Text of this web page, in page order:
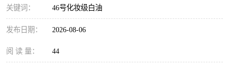
关键词： 46号化妆级白油
发布日期： 2026-08-06
阅 读 量： 44